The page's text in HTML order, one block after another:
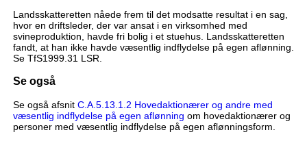
Landsskatteretten nåede frem til det modsatte resultat i en sag,
hvor en driftsleder, der var ansat i en virksomhed med
svineproduktion, havde fri bolig i et stuehus. Landsskatteretten
fandt, at han ikke havde væsentlig indflydelse på egen aflønning.
Se TfS1999.31 LSR.
Se også
Se også afsnit C.A.5.13.1.2 Hovedaktionærer og andre med
væsentlig indflydelse på egen aflønning om hovedaktionærer og
personer med væsentlig indflydelse på egen aflønningsform.